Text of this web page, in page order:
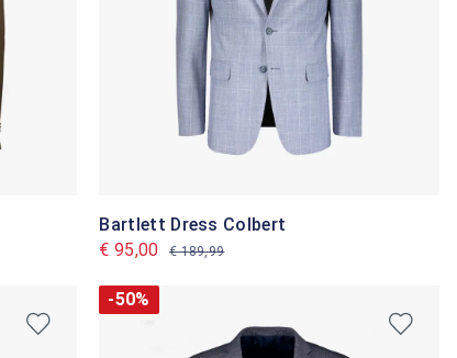
Bartlett Dress Colbert
€ 95,00
€ 189,99
-50%